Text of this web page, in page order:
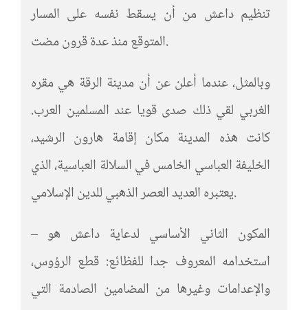
تنظيم داعش من أن يسقط نفسه على المسار
المتوقع منذ عدة قرون مضت.
وبالمثل، عندما أعلن عن أن مدينة الرقة هي مقره
الغربي لقي ذلك صدى قويا عند المسلمين العرب.
كانت هذه المدينة مكان إقامة هارون الرشيد،
الخليفة العباسي الخامس في السلالة العباسية، الذي
يعتبره العديد العصر الذهبي للدين الإسلامي.
– المكون الثاني الأساسي لدعاية داعش هو
استخدامه المعروف جدا للفظائع: قطع الرؤوس،
والإعدامات وغيرها من المضامين الصادمة التي